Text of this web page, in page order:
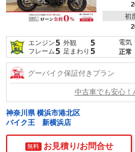
初
エンジン5 外観 5
フレーム5 足まわり 5
電気
正常
グーバイク保証付きプラン
中古車でも安心！
神奈川県 横浜市港北区
バイク王 新横浜店
無料 お見積り/お問合せ